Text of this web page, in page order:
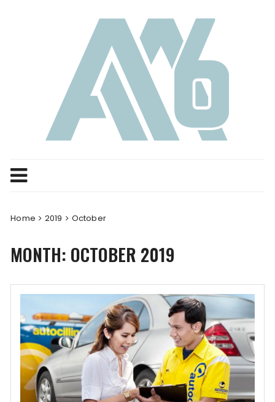
Home 2019 October
MONTH: OCTOBER 2019